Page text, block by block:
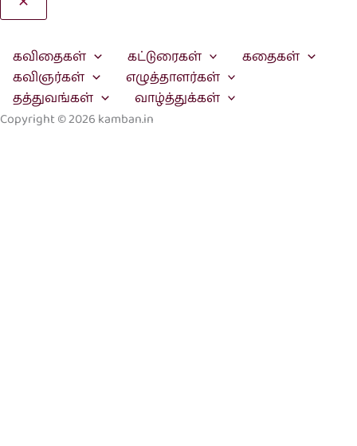
கவிதைகள் கட்டுரைகள்
கதைகள்
கவிஞர்கள்
எழுத்தாளர்கள்
தத்துவங்கள்
வாழ்த்துக்கள்
Copyright © 2026 kamban.in